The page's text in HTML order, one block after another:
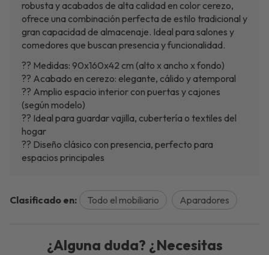
robusta y acabados de alta calidad en color cerezo,
ofrece una combinación perfecta de estilo tradicional y
gran capacidad de almacenaje. Ideal para salones y
comedores que buscan presencia y funcionalidad.
?? Medidas: 90x160x42 cm (alto x ancho x fondo)
?? Acabado en cerezo: elegante, cálido y atemporal
?? Amplio espacio interior con puertas y cajones
(según modelo)
?? Ideal para guardar vajilla, cubertería o textiles del
hogar
?? Diseño clásico con presencia, perfecto para
espacios principales
Clasificado en: Todo el mobiliario Aparadores
¿Alguna duda? ¿Necesitas